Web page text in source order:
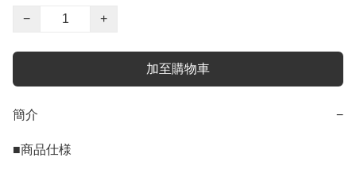
−
+
加至購物車
簡介 −
■商品仕様